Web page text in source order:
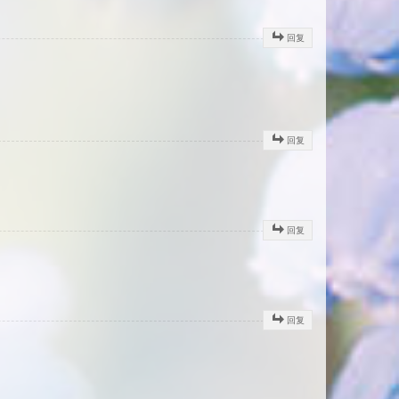
回复
回复
回复
回复